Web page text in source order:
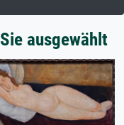
ausgewählt